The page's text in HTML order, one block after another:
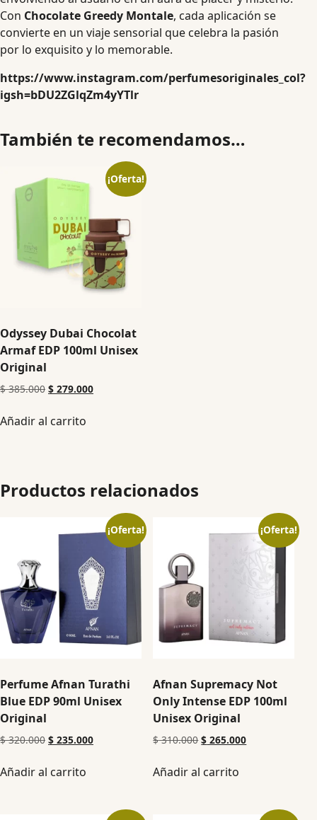
Con Chocolate Greedy Montale, cada aplicación se
convierte en un viaje sensorial que celebra la pasión
por lo exquisito y lo memorable.
https://www.instagram.com/perfumesoriginales_col?
igsh=bDU2ZGlqZm4yYTlr
También te recomendamos…
¡Oferta!
Odyssey Dubai Chocolat
Armaf EDP 100ml Unisex
Original
$385.000 $ 279.000
Añadir al carrito
Productos relacionados
¡Oferta!
Perfume Afnan Turathi
Blue EDP 90ml Unisex
Original
$320.000 $ 235.000
Añadir al carrito
¡Oferta!
Afnan Supremacy Not
Only Intense EDP 100ml
Unisex Original
$310.000 $ 265.000
Añadir al carrito